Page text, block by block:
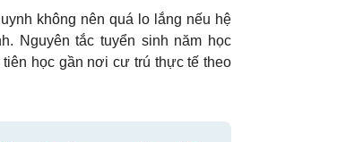
không nên quá lo lắng nếu hệ
Nguyên tắc tuyển sinh năm học
học gần nơi cư trú thực tế theo